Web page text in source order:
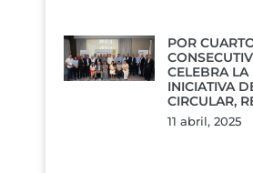
POR
CELEBRA LA
INICIATIVA
CIRCULAR,
11 abril, 2025